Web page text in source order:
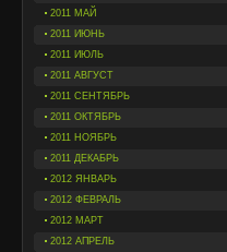
2011 МАЙ
2011 ИЮНЬ
2011 ИЮЛЬ
2011 АВГУСТ
2011 СЕНТЯБРЬ
2011 ОКТЯБРЬ
2011 НОЯБРЬ
2011 ДЕКАБРЬ
2012 ЯНВАРЬ
2012 ФЕВРАЛЬ
2012 МАРТ
2012 АПРЕЛЬ